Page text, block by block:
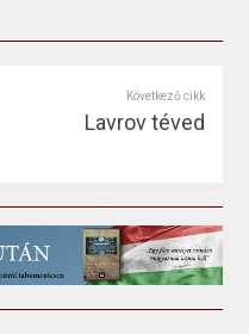
Következő cikk
Lavrov téved